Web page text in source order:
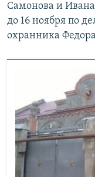
Самонова и
до 16 ноября по
охранника